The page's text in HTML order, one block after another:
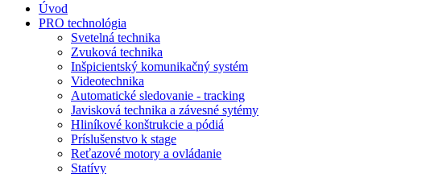
Úvod
PRO technológia
Svetelná technika
Zvuková technika
Inšpicientský komunikačný systém
Videotechnika
Automatické sledovanie - tracking
Javisková technika a závesné sytémy
Hliníkové konštrukcie a pódiá
Príslušenstvo k stage
Reťazové motory a ovládanie
Statívy